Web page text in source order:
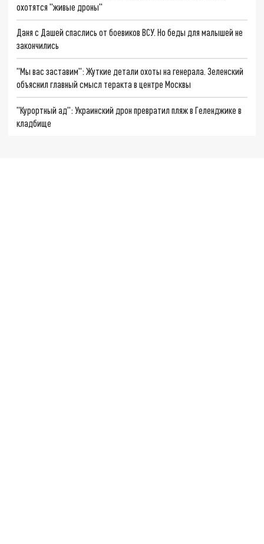
охотятся "живые дроны"
Даня с Дашей спаслись от боевиков ВСУ. Но беды для малышей не
закончились
"Мы вас заставим": Жуткие детали охоты на генерала. Зеленский
объяснил главный смысл теракта в центре Москвы
"Курортный ад": Украинский дрон превратил пляж в Геленджике в
кладбище